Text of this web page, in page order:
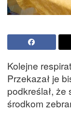
Kolejne
Przekazał je
podkreślał, że
środkom